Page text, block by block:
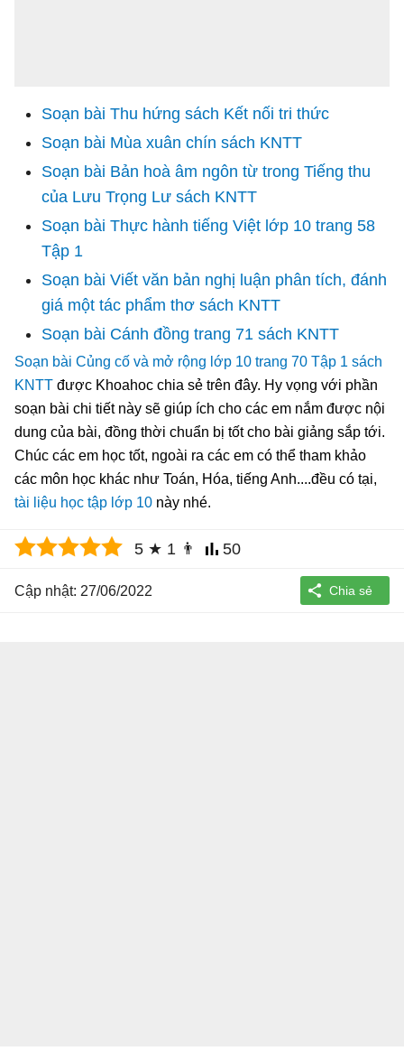
Soạn bài Thu hứng sách Kết nối tri thức
Soạn bài Mùa xuân chín sách KNTT
Soạn bài Bản hoà âm ngôn từ trong Tiếng thu
của Lưu Trọng Lư sách KNTT
Soạn bài Thực hành tiếng Việt lớp 10 trang 58
Tập 1
Soạn bài Viết văn bản nghị luận phân tích, đánh
giá một tác phẩm thơ sách KNTT
Soạn bài Cánh đồng trang 71 sách KNTT
Soạn bài Củng cố và mở rộng lớp 10 trang 70 Tập 1 sách
KNTT được Khoahoc chia sẻ trên đây. Hy vọng với phần
soạn bài chi tiết này sẽ giúp ích cho các em nắm được nội
dung của bài, đồng thời chuẩn bị tốt cho bài giảng sắp tới.
Chúc các em học tốt, ngoài ra các em có thể tham khảo
các môn học khác như Toán, Hóa, tiếng Anh....đều có tại,
tài liệu học tập lớp 10 này nhé.
5 ★ 1 👨 50
Cập nhật: 27/06/2022